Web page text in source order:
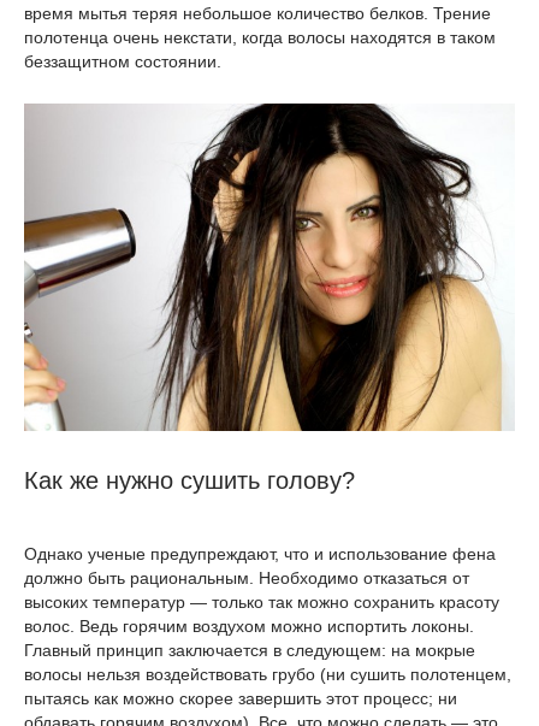
время мытья теряя небольшое количество белков. Трение
полотенца очень некстати, когда волосы находятся в таком
беззащитном состоянии.
Как же нужно сушить голову?
Однако ученые предупреждают, что и использование фена
должно быть рациональным. Необходимо отказаться от
высоких температур — только так можно сохранить красоту
волос. Ведь горячим воздухом можно испортить локоны.
Главный принцип заключается в следующем: на мокрые
волосы нельзя воздействовать грубо (ни сушить полотенцем,
пытаясь как можно скорее завершить этот процесс; ни